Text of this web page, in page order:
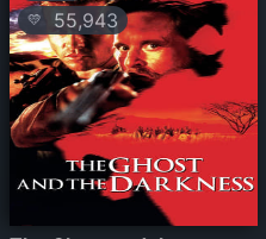
💛 55,943